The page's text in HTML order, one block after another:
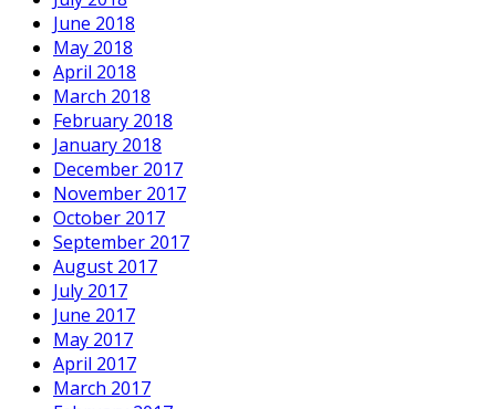
June 2018
May 2018
April 2018
March 2018
February 2018
January 2018
December 2017
November 2017
October 2017
September 2017
August 2017
July 2017
June 2017
May 2017
April 2017
March 2017